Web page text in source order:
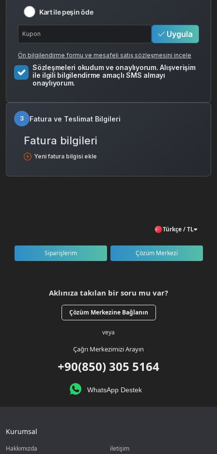
Kart ile peşin öde
Uygula
Ön bilgilendirme formu ve mesafeli satış sözleşmesini incele
Sözleşmeleri okudum ve onaylıyorum. Alışverişim
ile ilgili bilgilendirme amaçlı SMS almayı
onaylıyorum.
3 Fatura ve Teslimat Bilgileri
Fatura bilgileri
Yeni fatura bilgisi ekle
Türkçe / TL
Siparişlerim Çözüm Merkezi
Aklınıza takılan bir soru mu var?
Çözüm Merkezine Bağlanın
veya
Çağrı Merkezimizi Arayın
+90(850) 305 5164
WhatsApp Destek
Kurumsal
Hakkımızda
iletişim